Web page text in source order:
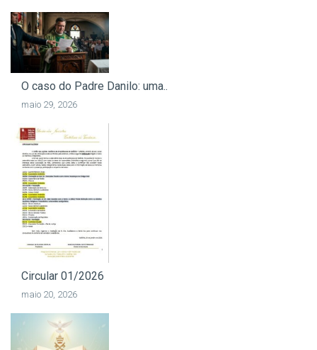
O caso do Padre Danilo: uma..
maio 29, 2026
Circular 01/2026
maio 20, 2026